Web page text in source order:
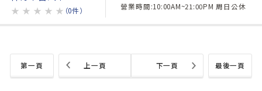
★ ★ ★ ★ ★ （0件）
營業時間:10:00AM~21:00PM 周日公休
第一頁 最後一頁
上一頁 下一頁